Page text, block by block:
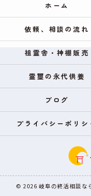
ホーム
依頼、相談の流れ
祖霊舎・神棚販売
霊璽の永代供養
ブログ
プライバシーポリシ
© 2026 岐阜の終活相談な